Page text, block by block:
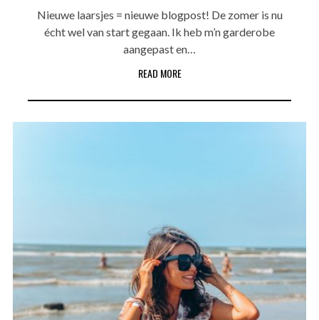
Nieuwe laarsjes = nieuwe blogpost! De zomer is nu
écht wel van start gegaan. Ik heb m’n garderobe
aangepast en…
READ MORE